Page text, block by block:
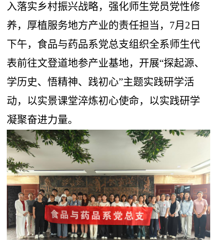
入落实乡村振兴战略，强化师生党员党性修
养，厚植服务地方产业的责任担当，7月2日
下午，食品与药品系党总支组织全系师生代
表前往文登道地参产业基地，开展“探起源、
学历史、悟精神、践初心”主题实践研学活
动，以实景课堂淬炼初心使命，以实践研学
凝聚奋进力量。